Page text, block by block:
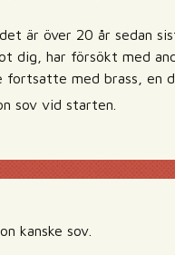
är över 20 år sedan
dig, har försökt med
med brass, en
sov vid starten.
kanske sov.